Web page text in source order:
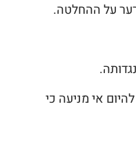
על ההחלטה.
אי מניעה כי